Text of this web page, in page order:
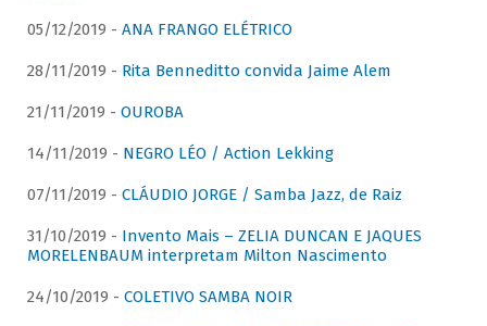
05/12/2019 - ANA FRANGO ELÉTRICO
28/11/2019 - Rita Benneditto convida Jaime Alem
21/11/2019 - OUROBA
14/11/2019 - NEGRO LÉO / Action Lekking
07/11/2019 - CLÁUDIO JORGE / Samba Jazz, de Raiz
31/10/2019 - Invento Mais – ZELIA DUNCAN E JAQUES
MORELENBAUM interpretam Milton Nascimento
24/10/2019 - COLETIVO SAMBA NOIR